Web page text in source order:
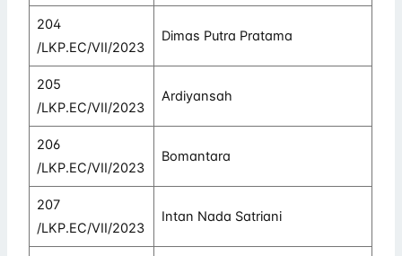
204
/LKP.EC/VII/2023
Dimas Putra Pratama
205
/LKP.EC/VII/2023
Ardiyansah
206
/LKP.EC/VII/2023
Bomantara
207
/LKP.EC/VII/2023
Intan Nada Satriani